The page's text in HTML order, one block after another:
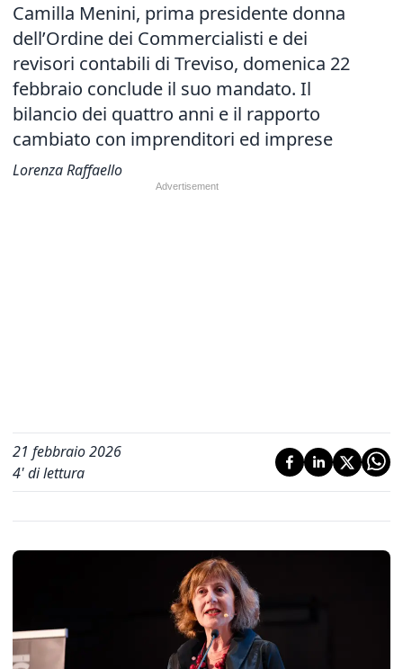
Camilla Menini, prima presidente donna
dell’Ordine dei Commercialisti e dei
revisori contabili di Treviso, domenica 22
febbraio conclude il suo mandato. Il
bilancio dei quattro anni e il rapporto
cambiato con imprenditori ed imprese
Lorenza Raffaello
21 febbraio 2026
4' di lettura